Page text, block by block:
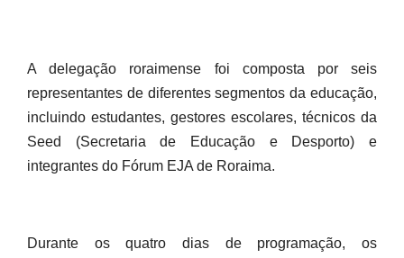
A delegação roraimense foi composta por seis
representantes de diferentes segmentos da educação,
incluindo estudantes, gestores escolares, técnicos da
Seed (Secretaria de Educação e Desporto) e
integrantes do Fórum EJA de Roraima.
Durante os quatro dias de programação, os